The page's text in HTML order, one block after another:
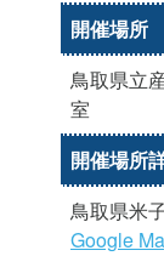
開催場所
鳥取県立
室
開催場所
鳥取県米
Google